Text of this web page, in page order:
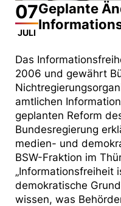
07
JULI
Geplante
Das
2006 und gewährt
amtlichen
geplanten Reform
Bundesregierung
medien- und
BSW-Fraktion im
„Informationsfreiheit
demokratische
wissen, was